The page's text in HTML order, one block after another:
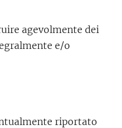
agevolmente dei
e/o
riportato